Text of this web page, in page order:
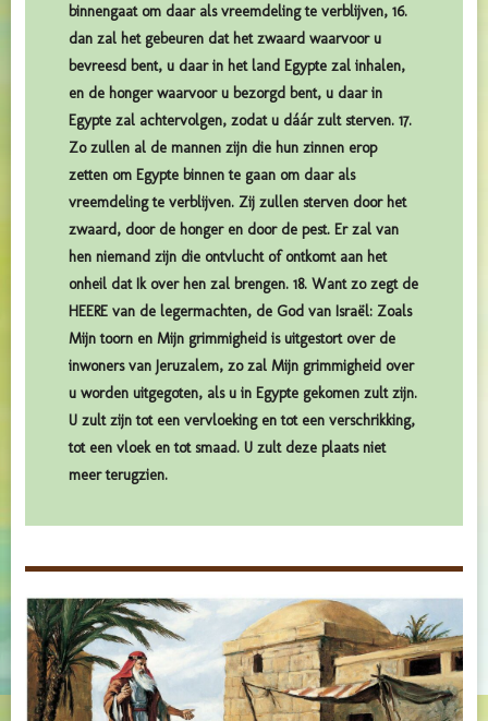
binnengaat om daar als vreemdeling te verblijven, 16.
dan zal het gebeuren dat het zwaard waarvoor u
bevreesd bent, u daar in het land Egypte zal inhalen,
en de honger waarvoor u bezorgd bent, u daar in
Egypte zal achtervolgen, zodat u dáár zult sterven. 17.
Zo zullen al de mannen zijn die hun zinnen erop
zetten om Egypte binnen te gaan om daar als
vreemdeling te verblijven. Zij zullen sterven door het
zwaard, door de honger en door de pest. Er zal van
hen niemand zijn die ontvlucht of ontkomt aan het
onheil dat Ik over hen zal brengen. 18. Want zo zegt de
HEERE van de legermachten, de God van Israël: Zoals
Mijn toorn en Mijn grimmigheid is uitgestort over de
inwoners van Jeruzalem, zo zal Mijn grimmigheid over
u worden uitgegoten, als u in Egypte gekomen zult zijn.
U zult zijn tot een vervloeking en tot een verschrikking,
tot een vloek en tot smaad. U zult deze plaats niet
meer terugzien.